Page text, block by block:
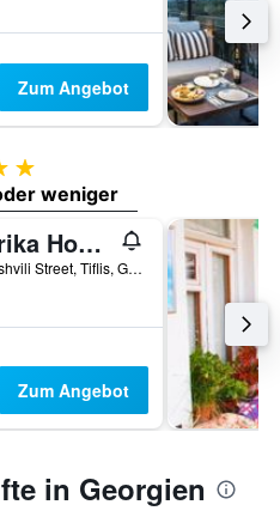
Zum Angebot
2 Sterne
weniger
Fabrika Hostel & Suites - Hostel
8 Ninoshvili Street, Tiflis, Georgien
Zum Angebot
in Georgien